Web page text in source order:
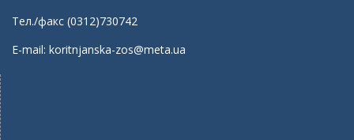
Тел./факс (0312)730742
E-mail: koritnjanska-zos@meta.ua